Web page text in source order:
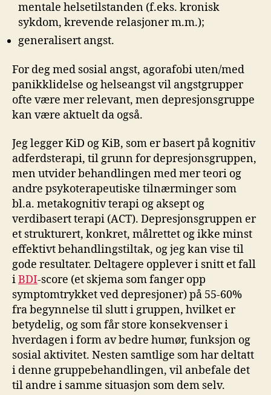
mentale helsetilstanden (f.eks. kronisk
sykdom, krevende relasjoner m.m.);
generalisert angst.
For deg med sosial angst, agorafobi uten/med
panikklidelse og helseangst vil angstgrupper
ofte være mer relevant, men depresjonsgruppe
kan være aktuelt da også.
Jeg legger KiD og KiB, som er basert på kognitiv
adferdsterapi, til grunn for depresjonsgruppen,
men utvider behandlingen med mer teori og
andre psykoterapeutiske tilnærminger som
bl.a. metakognitiv terapi og aksept og
verdibasert terapi (ACT). Depresjonsgruppen er
et strukturert, konkret, målrettet og ikke minst
effektivt behandlingstiltak, og jeg kan vise til
gode resultater. Deltagere opplever i snitt et fall
iBDI-score (et skjema som fanger opp
symptomtrykket ved depresjoner) på 55-60%
fra begynnelse til slutt i gruppen, hvilket er
betydelig, og som får store konsekvenser i
hverdagen i form av bedre humør, funksjon og
sosial aktivitet. Nesten samtlige som har deltatt
i denne gruppebehandlingen, vil anbefale det
til andre i samme situasjon som dem selv.